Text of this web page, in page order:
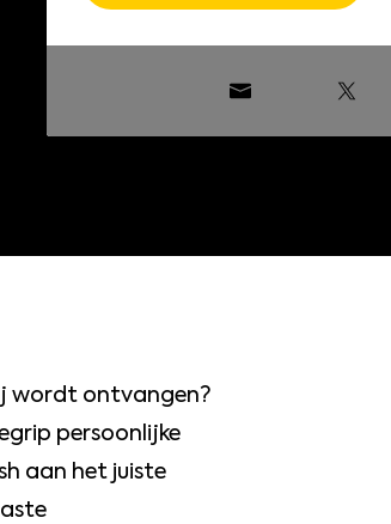
wordt ontvangen?
persoonlijke
aan het juiste